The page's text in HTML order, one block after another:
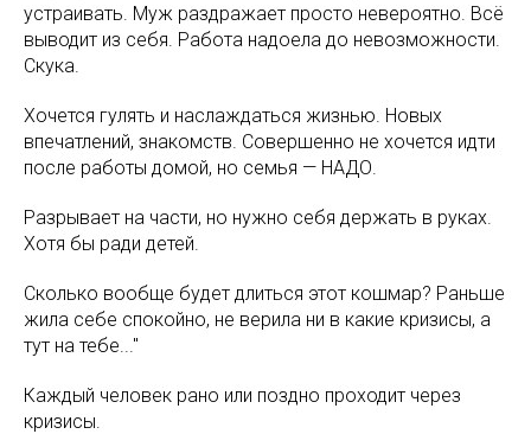
устраивать. Муж раздражает просто невероятно. Всё
выводит из себя. Работа надоела до невозможности.
Скука.
Хочется гулять и наслаждаться жизнью. Новых
впечатлений, знакомств. Совершенно не хочется идти
после работы домой, но семья — НАДО.
Разрывает на части, но нужно себя держать в руках.
Хотя бы ради детей.
Сколько вообще будет длиться этот кошмар? Раньше
жила себе спокойно, не верила ни в какие кризисы, а
тут на тебе..."
Каждый человек рано или поздно проходит через
кризисы.